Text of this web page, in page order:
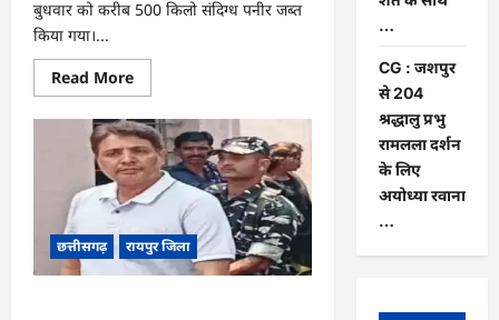
बुधवार को करीब 500 किलो संदिग्ध पनीर जब्त
किया गया।...
Read MoreRead
more
CG
:
रेलवे
पार्सल
गोदाम
से
5
क्विंटल
पनीर
जब्त
…
छत्तीसगढ़ रायपुर जिला
…
CG : जशपुर
से 204
श्रद्धालु प्रभु
रामलला दर्शन
के लिए
अयोध्या रवाना
…